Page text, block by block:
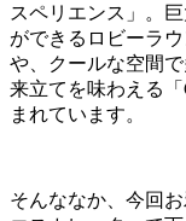
スペリエンス」。
ができるロビーラウ
や、クールな空間
来立てを味わえる「
まれています。
そんななか、今回